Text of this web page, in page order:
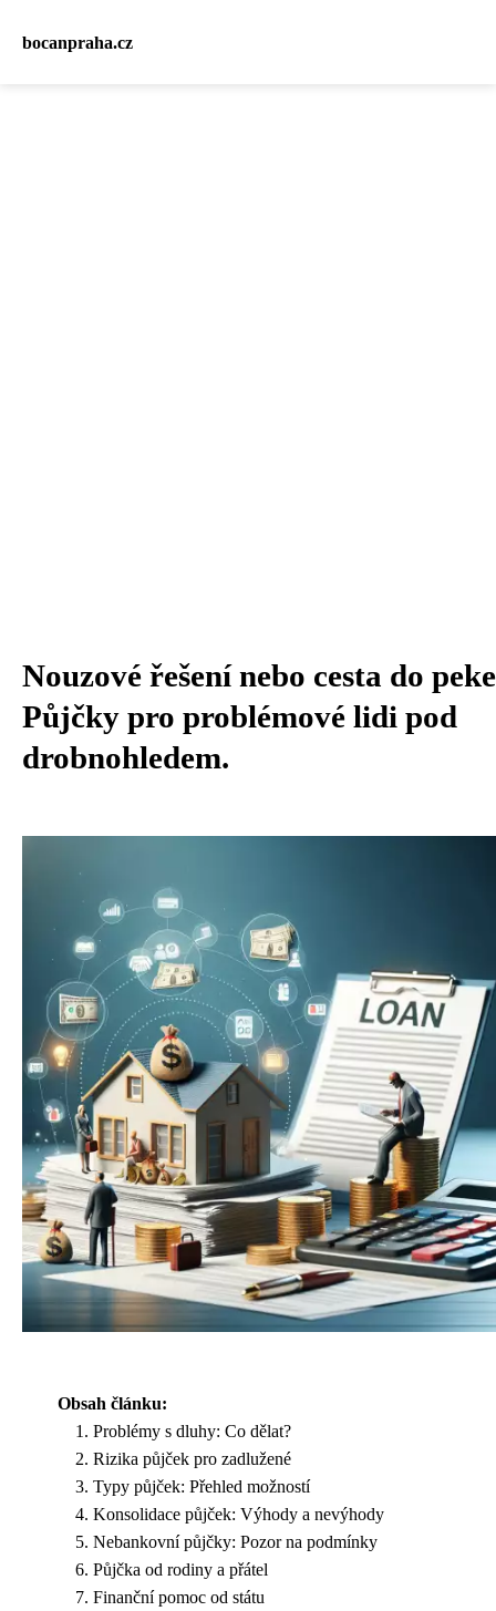
bocanpraha.cz
Nouzové řešení nebo cesta do
Půjčky pro problémové lidi pod
drobnohledem.
Obsah článku:
Problémy s dluhy: Co dělat?
Rizika půjček pro zadlužené
Typy půjček: Přehled možností
Konsolidace půjček: Výhody a nevýhody
Nebankovní půjčky: Pozor na podmínky
Půjčka od rodiny a přátel
Finanční pomoc od státu